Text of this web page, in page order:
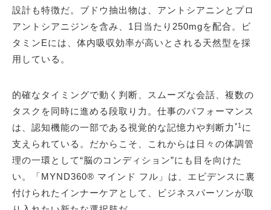
設計も特徴だ。ブドウ抽出物は、アントシアニンとプロ
アントシアニジンを含み、1日当たり250mgを配合。ビ
タミンEには、体内吸収効率が高いとされる天然型を採
用している。
的確なタイミングで動く判断、スムーズな会話、複数の
タスクを同時に進める段取り力。仕事のパフォーマンス
は、認知機能の一部である視覚的な記憶力や判断力 *1 に
支えられている。だからこそ、これからは日々の体調管
理の一環として“脳のコンディション”にも目を向けた
い。「MYND360® マインド フル」は、エビデンスに裏
付けられたインナーケアとして、ビジネスパーソンが取